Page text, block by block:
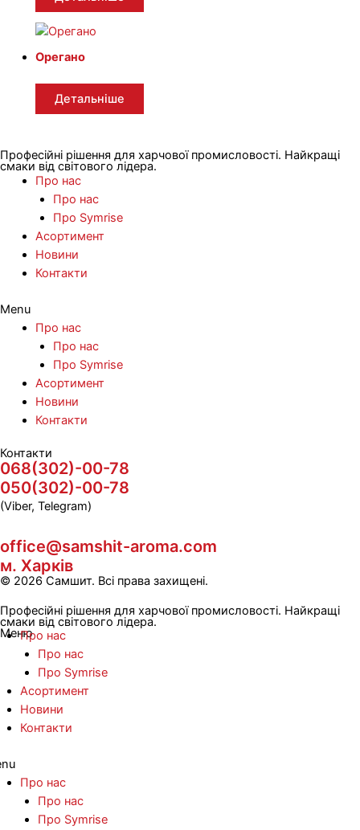
Орегано
Детальніше
Професійні рішення для харчової промисловості. Найкращі
смаки від світового лідера.
Про нас
Про нас
Про Symrise
Асортимент
Новини
Контакти
Menu
Про нас
Про нас
Про Symrise
Асортимент
Новини
Контакти
Контакти
068(302)-00-78
050(302)-00-78
(Viber, Telegram)
office@samshit-aroma.com
м. Харків
© 2026 Самшит. Всі права захищені.
Професійні рішення для харчової промисловості. Найкращі
смаки від світового лідера.
МенюПро нас
Про нас
Про Symrise
Асортимент
Новини
Контакти
Про нас
Про нас
Про Symrise